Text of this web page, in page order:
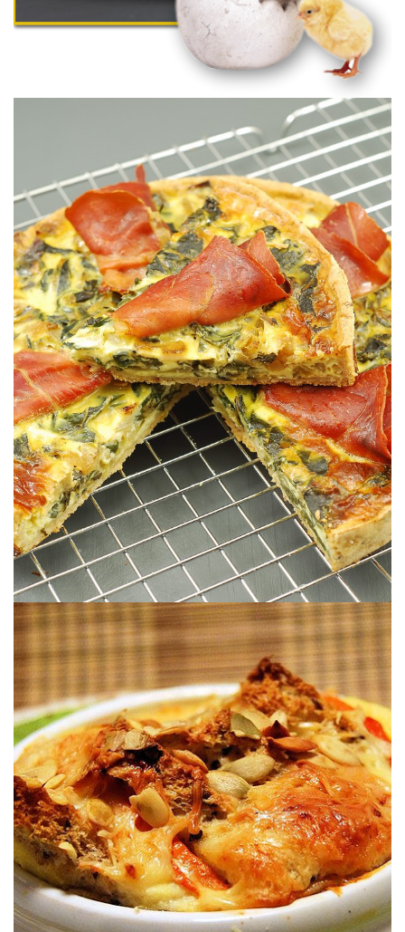
TARTA DE ACELGAS & JAMÓN
Una rica tarta salada de acelgas y jamón con un toque de limón
confitado a la sal.
BREAD PUDDING (SALADO) DE
CALABAZA POTIMARRON
Un pudding de pan salado, ideal para sacarle partido al pan del día de
antes en menú completo con calabaza y gratinado de queso.